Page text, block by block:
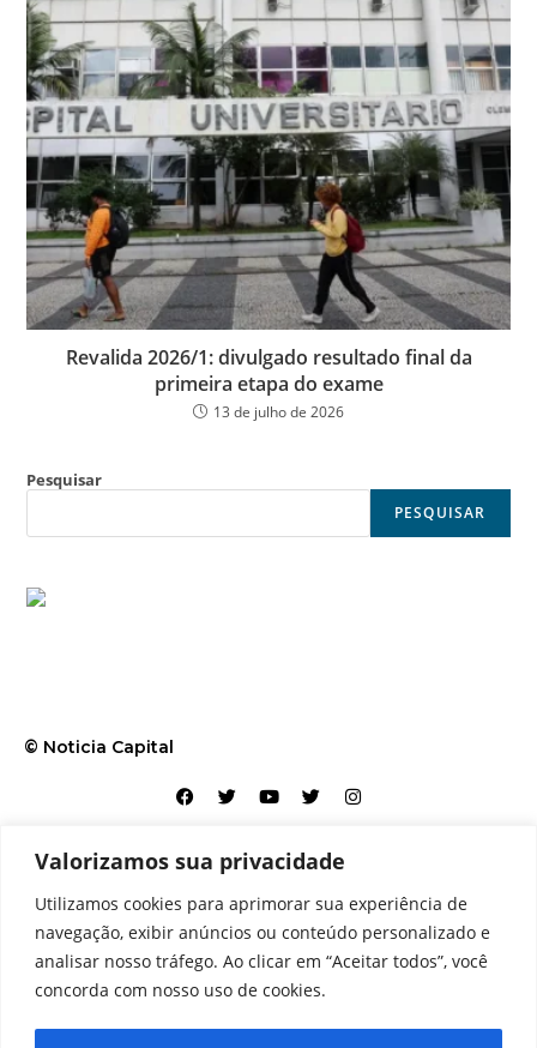
Valorizamos sua privacidade
Utilizamos cookies para aprimorar sua experiência de
navegação, exibir anúncios ou conteúdo personalizado e
analisar nosso tráfego. Ao clicar em “Aceitar todos”, você
concorda com nosso uso de cookies.
Revalida 2026/1: divulgado resultado final da
primeira etapa do exame
13 de julho de 2026
Pesquisar
PESQUISAR
© Noticia Capital
Contato Home Aviso legal Configurações de cookies
Equipe Perfil Política de cookies Serviços